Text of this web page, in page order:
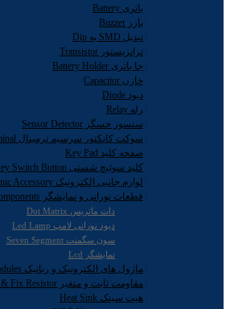
باتری Battery
بازر Buzzer
تبدیل SMD به Dip
ترانزیستور Transistor
جا باتری Battery Holder
خازن Capacitor
دیود Diode
رله Relay
سنسور حسگر Sensor Detector
سوکت کانکتور سرسیم ترمینال Sucket Connector Terminal
صفحه کلید Key Pad
کلید سوئیچ شستی Key Switch Button
لوازم جانبی الکترونیک Electronic Accessory
قطعات نورانی و نمایشگر Light & Display Components
دات ماتریس Dot Matrix
دیود نورانی لامپ Led Lamp
سون سگمنت Seven Segment
نمایشگر Lcd
ماژول های الکترونیک و رباتیک Modules
مقاومت ثابت و متغیر Var & Fix Resistor
هیت سینک Heat Sink